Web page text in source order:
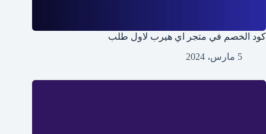
كود الخصم في متجر اي هيرب لاول طلب
5 مارس، 2024